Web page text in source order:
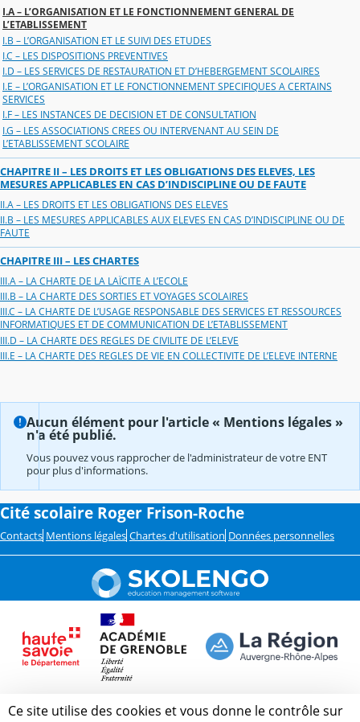
I.A – L’ORGANISATION ET LE FONCTIONNEMENT GENERAL DE
L’ETABLISSEMENT
I.B – L’ORGANISATION ET LE SUIVI DES ETUDES
I.C – LES DISPOSITIONS PREVENTIVES
I.D – LES SERVICES DE RESTAURATION ET D’HEBERGEMENT SCOLAIRES
I.E – L’ORGANISATION ET LE FONCTIONNEMENT SPECIFIQUES A CERTAINS
SERVICES
I.F – LES INSTANCES DE DECISION ET DE CONSULTATION
I.G – LES ASSOCIATIONS CREES OU INTERVENANT AU SEIN DE
L’ETABLISSEMENT SCOLAIRE
CHAPITRE II – LES DROITS ET LES OBLIGATIONS DES ELEVES, LES
MESURES APPLICABLES EN CAS D’INDISCIPLINE OU DE FAUTE
II.A – LES DROITS ET LES OBLIGATIONS DES ELEVES
II.B – LES MESURES APPLICABLES AUX ELEVES EN CAS D’INDISCIPLINE OU DE
FAUTE
CHAPITRE III – LES CHARTES
III.A – LA CHARTE DE LA LAÏCITE A L’ECOLE
III.B – LA CHARTE DES SORTIES ET VOYAGES SCOLAIRES
III.C – LA CHARTE DE L’USAGE RESPONSABLE DES SERVICES ET RESSOURCES
INFORMATIQUES ET DE COMMUNICATION DE L’ETABLISSEMENT
III.D – LA CHARTE DES REGLES DE CIVILITE DE L’ELEVE
III.E – LA CHARTE DES REGLES DE VIE EN COLLECTIVITE DE L’ELEVE INTERNE
Aucun élément pour l'article « Mentions légales »
n'a été publié.
Vous pouvez vous rapprocher de l'administrateur de votre ENT
pour plus d'informations.
Cité scolaire Roger Frison-Roche
Contacts Mentions légales Chartes d'utilisation Données personnelles
Ce site utilise des cookies et vous donne le contrôle sur